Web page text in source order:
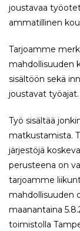
joustavaa
ammatillinen
Tarjoamme
mahdollisuuden
sisältöön sekä
joustavat työajat.
Työ sisältää
matkustamista.
järjestöjä
perusteena on
tarjoamme
mahdollisuuden
maanantaina
toimistolla